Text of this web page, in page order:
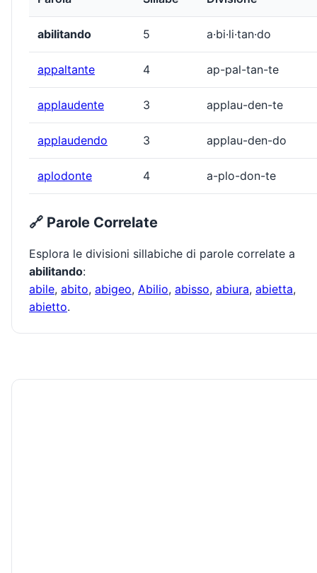
abilitando 5 a·bi·li·tan·do
appaltante 4 ap-pal-tan-te
applaudente 3 applau-den-te
applaudendo 3 applau-den-do
aplodonte 4 a-plo-don-te
🔗 Parole Correlate
Esplora le divisioni sillabiche di parole correlate a
abilitando:
abile, abito, abigeo, Abilio, abisso, abiura, abietta,
abietto.